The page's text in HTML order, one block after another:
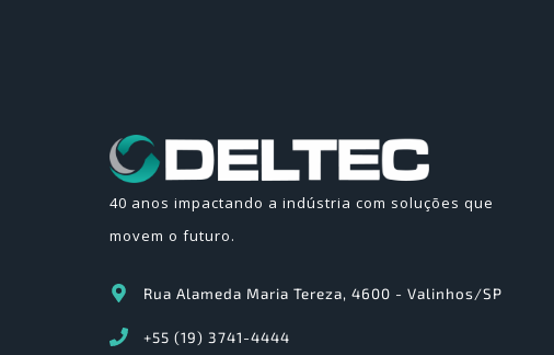
40 anos impactando a indústria com soluções que
movem o futuro.
Rua Alameda Maria Tereza, 4600 - Valinhos/SP
+55 (19) 3741-4444